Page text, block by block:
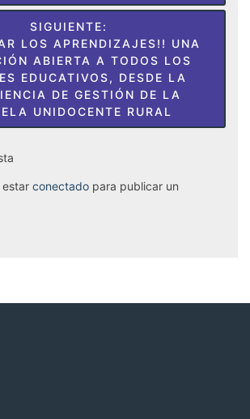
SIGUIENTE:
LOS APRENDIZAJES!! UNA
ABIERTA A TODOS LOS
EDUCATIVOS, DESDE LA
DE GESTIÓN DE LA
UNIDOCENTE RURAL
estar conectado para publicar un